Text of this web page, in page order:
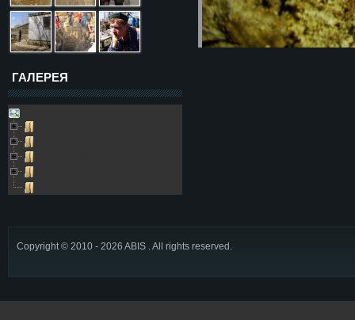
ГАЛЕРЕЯ
Copyright © 2010 - 2026 ABIS . All rights reserved.